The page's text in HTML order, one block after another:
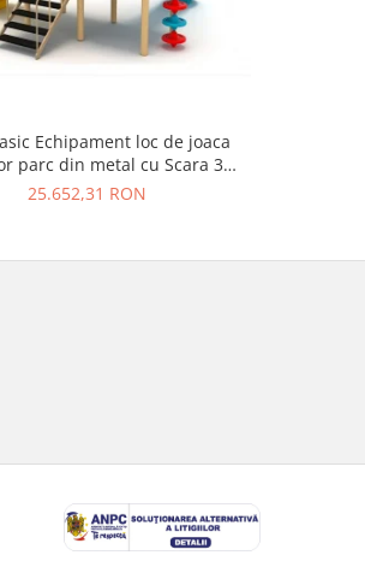
Echipament loc de joaca
parc din metal cu Scara 3
Cataratoare si Activitati
25.652,31 RON